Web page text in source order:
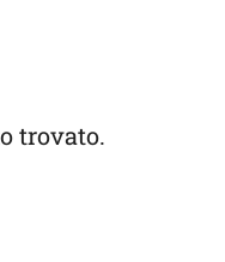
trovato.